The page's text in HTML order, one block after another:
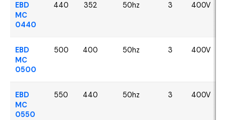
EBD
MC
0440
440 352 50hz 3 400V
EBD
MC
0500
500 400 50hz 3 400V
EBD
MC
0550
550 440 50hz 3 400V